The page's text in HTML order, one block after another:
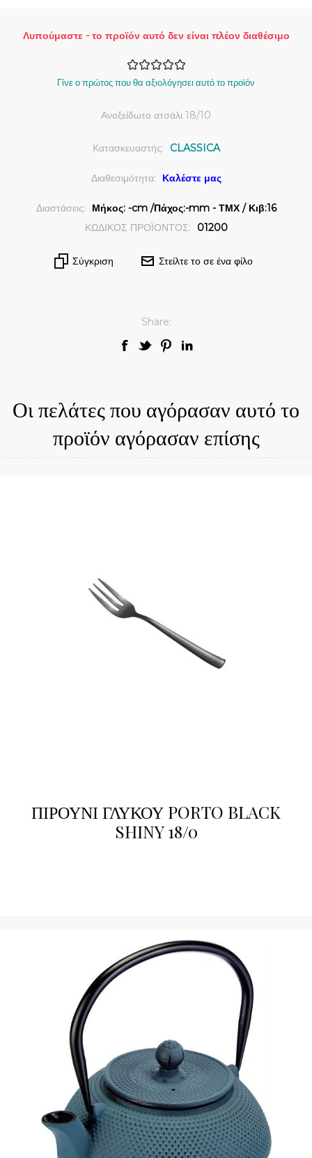
Λυπούμαστε - το προϊόν αυτό δεν είναι πλέον διαθέσιμο
Γίνε ο πρώτος που θα αξιολόγησει αυτό το προϊόν
Ανοξείδωτο ατσάλι 18/10
Κατασκευαστής: CLASSICA
Διαθεσιμότητα: Καλέστε μας
Διαστάσεις:
Μήκος: -cm /Πάχος:-mm - ΤΜΧ / Κιβ:16
ΚΩΔΙΚΟΣ ΠΡΟΪΟΝΤΟΣ:
01200
Σύγκριση Στείλτε το σε ένα φίλο
Share:
Οι πελάτες που αγόρασαν αυτό το
προϊόν αγόρασαν επίσης
ΠΙΡΟΥΝΙ ΓΛΥΚΟΥ PORTO BLACK
SHINY 18/0